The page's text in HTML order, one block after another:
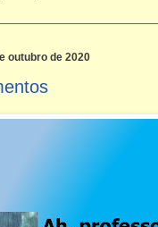
outubro de 2020